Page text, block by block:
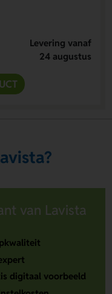
Levering vanaf
24 augustus
van Lavista
digitaal voorbeeld